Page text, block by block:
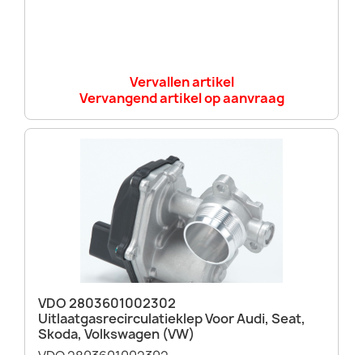
Vervallen artikel
Vervangend artikel op aanvraag
VDO 2803601002302
Uitlaatgasrecirculatieklep Voor Audi, Seat,
Skoda, Volkswagen (VW)